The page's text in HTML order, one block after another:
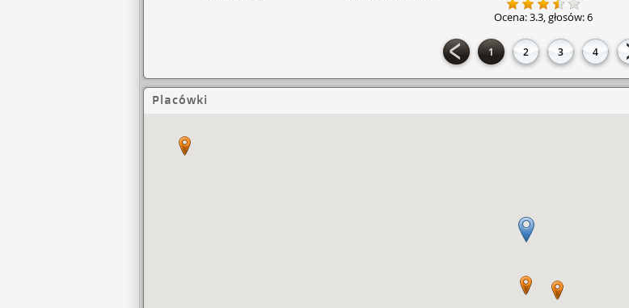
Ocena:3.3, głosów:6
1 2 3 4
Placówki